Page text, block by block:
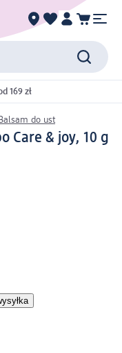
169 zł
Balsam do ust
Care & joy, 10 g